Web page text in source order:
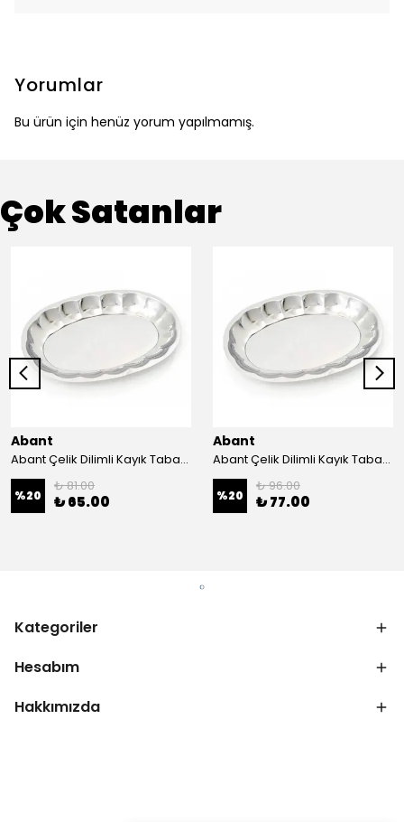
Yorumlar
Bu ürün için henüz yorum yapılmamış.
Çok Satanlar
Abant
Abant Çelik Dilimli Kayık Tabak No:1 ; 14x21 cm.
%20
₺ 81.00
₺ 65.00
Abant
Abant Çelik Dilimli Kayık Tabak No:2 ; 16,5x24,5 cm.
%20
₺ 96.00
₺ 77.00
Kategoriler
Hesabım
Hakkımızda